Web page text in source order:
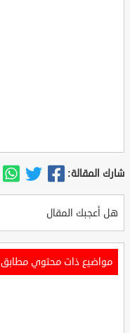
شارك المقالة:
هل أعجبك المقال
مواضيع ذات محتوي مطابق